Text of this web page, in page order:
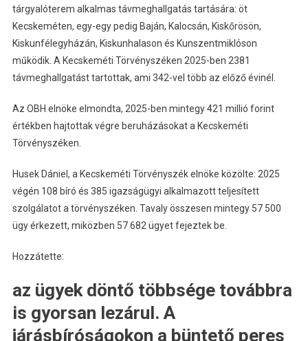
tárgyalóterem alkalmas távmeghallgatás tartására: öt
Kecskeméten, egy-egy pedig Baján, Kalocsán, Kiskőrösön,
Kiskunfélegyházán, Kiskunhalason és Kunszentmiklóson
működik. A Kecskeméti Törvényszéken 2025-ben 2381
távmeghallgatást tartottak, ami 342-vel több az előző évinél.
Az OBH elnöke elmondta, 2025-ben mintegy 421 millió forint
értékben hajtottak végre beruházásokat a Kecskeméti
Törvényszéken.
Husek Dániel, a Kecskeméti Törvényszék elnöke közölte: 2025
végén 108 bíró és 385 igazságügyi alkalmazott teljesített
szolgálatot a törvényszéken. Tavaly összesen mintegy 57 500
ügy érkezett, miközben 57 682 ügyet fejeztek be.
Hozzátette:
az ügyek döntő többsége továbbra
is gyorsan lezárul. A
járásbíróságokon a büntető peres